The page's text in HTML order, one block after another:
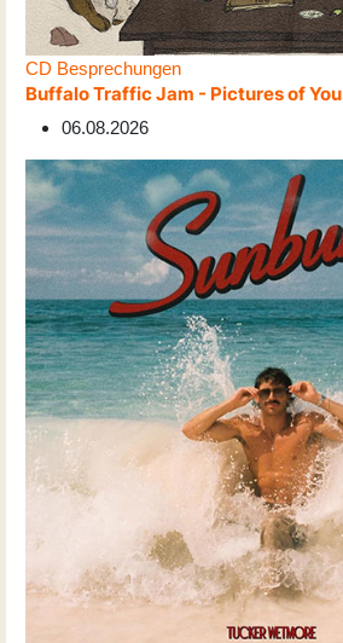
CD Besprechungen
Buffalo Traffic Jam - Pictures of You
06.08.2026